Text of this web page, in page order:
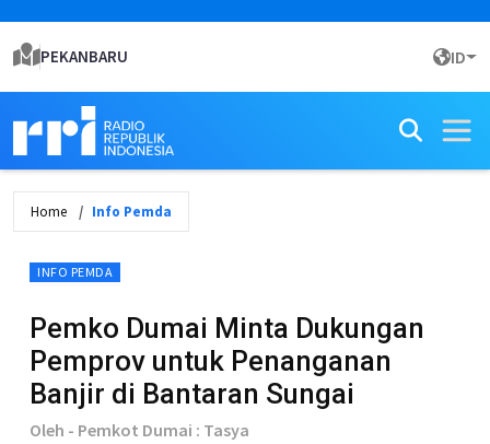
PEKANBARU ID
Home Info Pemda
INFO PEMDA
Pemko Dumai Minta Dukungan
Pemprov untuk Penanganan
Banjir di Bantaran Sungai
Oleh - Pemkot Dumai : Tasya